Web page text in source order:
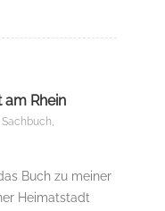
am Rhein
Sachbuch,
Buch zu meiner
Heimatstadt